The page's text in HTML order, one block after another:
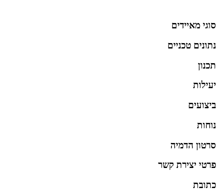
סוגי מאיידים
נתונים טכניים
תכנון
יעילות
ביצועים
נוחות
סרטון הדמיה
פרטי יצירת קשר
כתובת